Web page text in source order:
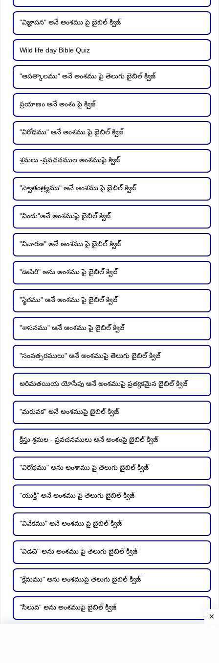
"విజ్ఞాపన" అనే అంశము పై బైబిల్ క్విజ్
Wild life day Bible Quiz
"ఆపత్కాలము" అనే అంశము పై తెలుగు బైబిల్ క్విజ్
ప్రయాణం అనే అంశం పై క్విజ్
"విరోధము" అనే అంశము పై బైబిల్ క్విజ్
శ్రమలు -ప్రవచనముల అంశముపై క్విజ్
"స్వాతంత్ర్యము" అనే అంశము పై బైబిల్ క్విజ్
"విందు"అనే అంశముపై బైబిల్ క్విజ్
"విచారణ" అనే అంశము పై బైబిల్ క్విజ్
"ఊపిరి" అను అంశము పై బైబిల్ క్విజ్
"స్థిరము" అనే అంశము పై బైబిల్ క్విజ్
"శాసనము" అనే అంశము పై బైబిల్ క్విజ్
"సంవత్సరములు" అనే అంశముపై తెలుగు బైబిల్ క్విజ్
అరిమతయియ యోసేపు అనే అంశముపై ప్రత్యకమైన బైబిల్ క్విజ్
"మరువక" అనే అంశముపై బైబిల్ క్విజ్
క్రీస్తు శ్రమల - ప్రవచనములు అనే అంశంపై బైబిల్ క్విజ్
"విరోధము" అను అంశాము పై తెలుగు బైబిల్ క్విజ్
"యుక్తి" అనే అంశము పై తెలుగు బైబిల్ క్విజ్
"వివేకము" అనే అంశము పై బైబిల్ క్విజ్
"విడచి" అను అంశము పై తెలుగు బైబిల్ క్విజ్
"క్షేమము" అను అంశముపై తెలుగు బైబిల్ క్విజ్
"సిలువ" అను అంశముపై బైబిల్ క్విజ్